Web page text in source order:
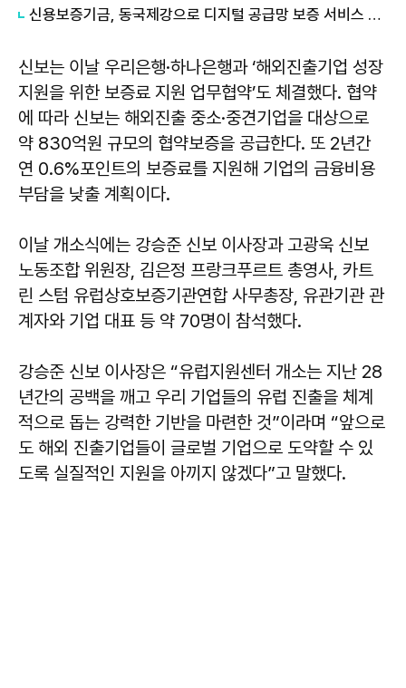
신용보증기금, 동국제강으로 디지털 공급망 보증 서비스 확대
신보는 이날 우리은행·하나은행과 ‘해외진출기업 성장
지원을 위한 보증료 지원 업무협약’도 체결했다. 협약
에 따라 신보는 해외진출 중소·중견기업을 대상으로
약 830억원 규모의 협약보증을 공급한다. 또 2년간
연 0.6%포인트의 보증료를 지원해 기업의 금융비용
부담을 낮출 계획이다.
이날 개소식에는 강승준 신보 이사장과 고광욱 신보
노동조합 위원장, 김은정 프랑크푸르트 총영사, 카트
린 스텀 유럽상호보증기관연합 사무총장, 유관기관 관
계자와 기업 대표 등 약 70명이 참석했다.
강승준 신보 이사장은 “유럽지원센터 개소는 지난 28
년간의 공백을 깨고 우리 기업들의 유럽 진출을 체계
적으로 돕는 강력한 기반을 마련한 것”이라며 “앞으로
도 해외 진출기업들이 글로벌 기업으로 도약할 수 있
도록 실질적인 지원을 아끼지 않겠다”고 말했다.